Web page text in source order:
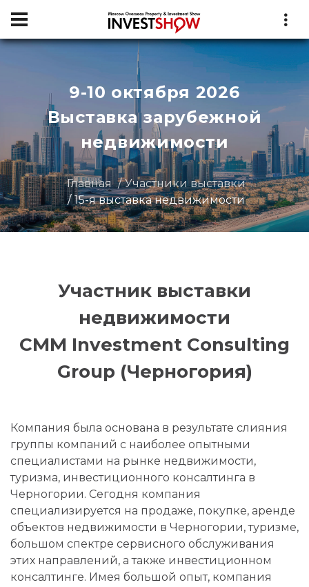
9-10 октября 2026
Выставка зарубежной
недвижимости
Главная
Участники выставки
15-я выставка недвижимости
Участник выставки
недвижимости
CMM Investment Consulting
Group (Черногория)
Компания была основана в результате слияния
группы компаний с наиболее опытными
специалистами на рынке недвижимости,
туризма, инвестиционного консалтинга в
Черногории. Сегодня компания
специализируется на продаже, покупке, аренде
объектов недвижимости в Черногории, туризме,
большом спектре сервисного обслуживания
этих направлений, а также инвестиционном
консалтинге. Имея большой опыт, компания